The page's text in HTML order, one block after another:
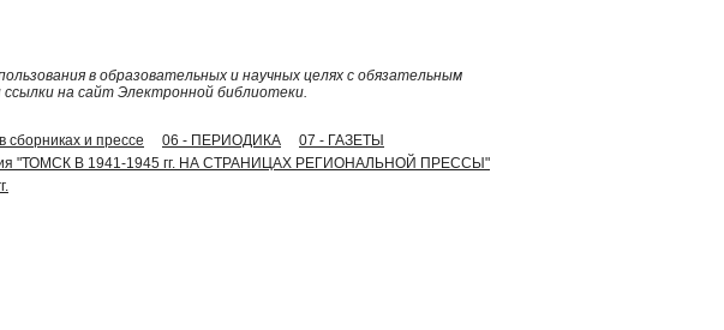
в образовательных и научных целях с обязательным
ссылки на сайт Электронной библиотеки.
сборниках и прессе 06 - ПЕРИОДИКА
07 - ГАЗЕТЫ
"ТОМСК В 1941-1945 гг. НА СТРАНИЦАХ РЕГИОНАЛЬНОЙ ПРЕССЫ"